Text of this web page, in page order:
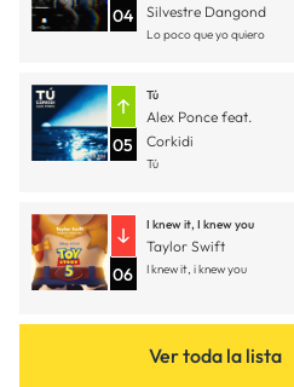
04
Silvestre Dangond
Lo poco que yo quiero
05
Tú
Alex Ponce feat.
Corkidi
Tú
06
I knew it, I knew you
Taylor Swift
I knew it, i knew you
Ver toda la lista